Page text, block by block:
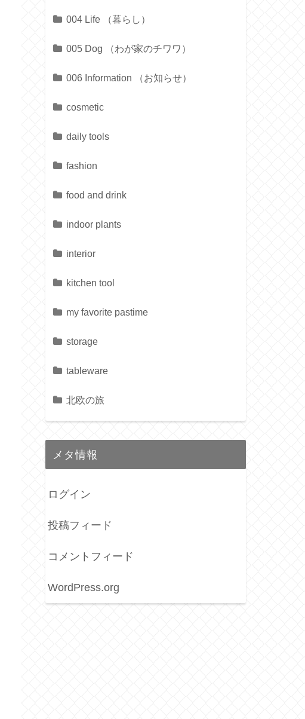
004 Life （暮らし）
005 Dog （わが家のチワワ）
006 Information （お知らせ）
cosmetic
daily tools
fashion
food and drink
indoor plants
interior
kitchen tool
my favorite pastime
storage
tableware
北欧の旅
メタ情報
ログイン
投稿フィード
コメントフィード
WordPress.org